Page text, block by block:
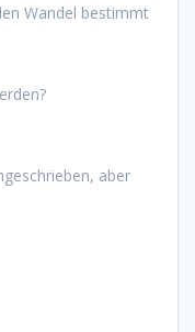
Wandel bestimmt
aber